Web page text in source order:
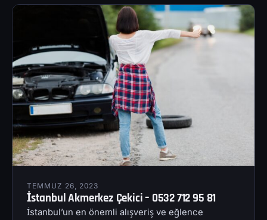
TEMMUZ 26, 2023
İstanbul Akmerkez Çekici – 0532 712 95 81
İstanbul’un en önemli alışveriş ve eğlence